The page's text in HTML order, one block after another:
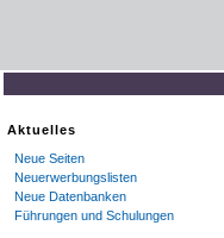
Aktuelles
Neue Seiten
Neuerwerbungslisten
Neue Datenbanken
Führungen und Schulungen